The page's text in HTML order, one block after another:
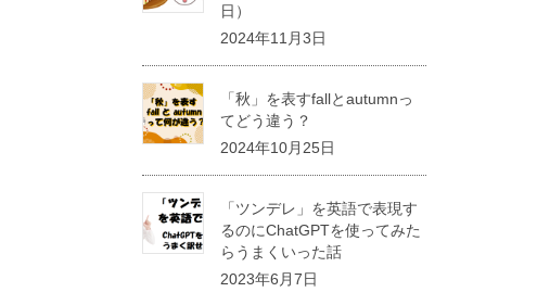
日）
2024年11月3日
「秋」を表すfallとautumnっ
てどう違う？
2024年10月25日
「ツンデレ」を英語で表現す
るのにChatGPTを使ってみた
らうまくいった話
2023年6月7日